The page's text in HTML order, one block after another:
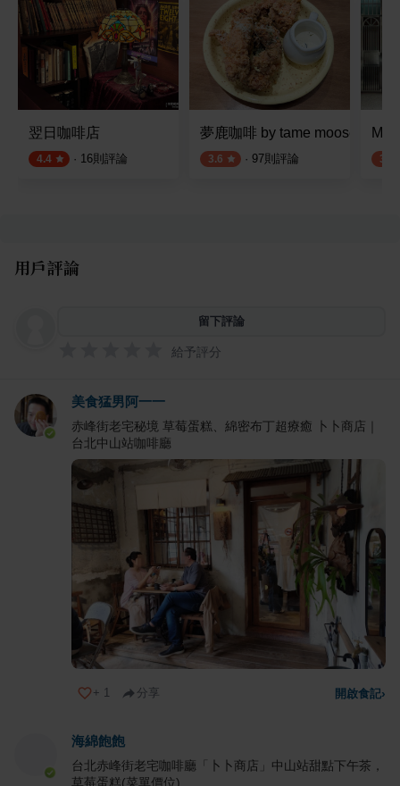
翌日咖啡店
4.4 · 16則評論
夢鹿咖啡 by tame moose
3.6 · 97則評論 3.8
用戶評論
留下評論
給予評分
美食猛男阿一一
赤峰街老宅秘境 草莓蛋糕、綿密布丁超療癒 卜卜商店｜
台北中山站咖啡廳
+ 1 分享 開啟食記›
海綿飽飽
台北赤峰街老宅咖啡廳「卜卜商店」中山站甜點下午茶，
草莓蛋糕(菜單價位)